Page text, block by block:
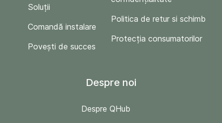
Soluții
Comandă instalare
Povești de succes
Politica de retur si schimb
Protecția consumatorilor
Despre noi
Despre QHub